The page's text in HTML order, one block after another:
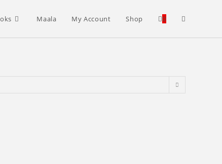
Maala My Account Shop 0 Toggle